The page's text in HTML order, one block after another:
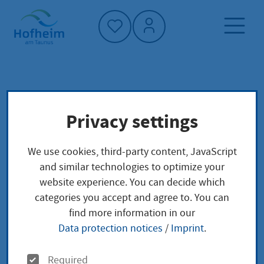
Home"
Gemeinschaftlicher Erbschein Erteilung
gegenständlich beschränkt
Gemeinschaftlicher
Erbschein Erteilung
gegenständlich
Privacy settings
We use cookies, third-party content, JavaScript
and similar technologies to optimize your
website experience. You can decide which
categories you accept and agree to. You can
find more information in our
Data protection notices / Imprint.
O
Required